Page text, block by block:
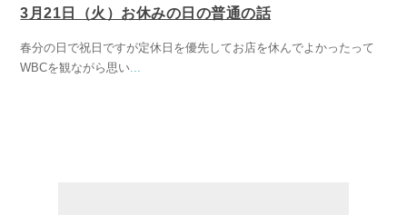
3月21日（火）お休みの日の普通の話
春分の日で祝日ですが定休日を優先してお店を休んでよかったって
WBCを観ながら思い...